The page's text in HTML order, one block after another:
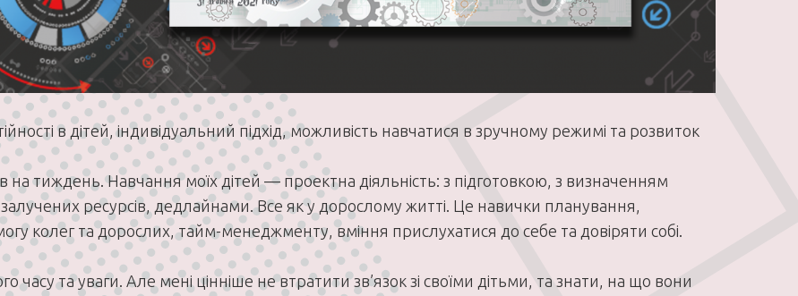
в дітей, індивідуальний підхід, можливість навчатися в зручному режимі та розвиток
на тиждень. Навчання моїх дітей — проектна діяльність: з підготовкою, з визначенням
ресурсів, дедлайнами. Все як у дорослому житті. Це навички планування,
колег та дорослих, тайм-менеджменту, вміння прислухатися до себе та довіряти собі.
часу та уваги. Але мені цінніше не втратити зв’язок зі своїми дітьми, та знати, на що вони